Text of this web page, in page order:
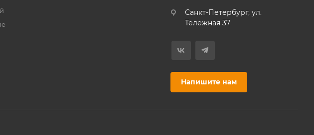
Санкт-Петербург, ул.
Тележная 37
Напишите нам